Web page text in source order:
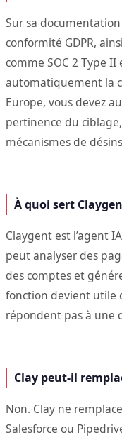
Sur sa
conformité GDPR,
comme SOC 2 Type
automatiquement la
Europe, vous devez
pertinence du
mécanismes de
À quoi sert
Claygent est l’agent
peut analyser des
des comptes et
fonction devient utile
répondent pas à une
Clay peut-il
Non. Clay ne
Salesforce ou